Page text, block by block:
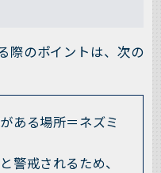
際のポイントは、次の
ある場所＝ネズミ
警戒されるため、